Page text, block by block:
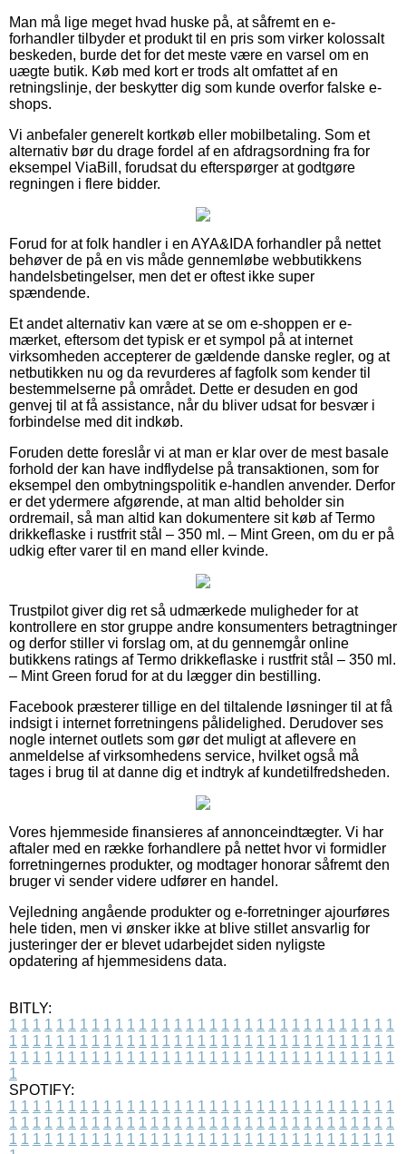
Man må lige meget hvad huske på, at såfremt en e-
forhandler tilbyder et produkt til en pris som virker kolossalt
beskeden, burde det for det meste være en varsel om en
uægte butik. Køb med kort er trods alt omfattet af en
retningslinje, der beskytter dig som kunde overfor falske e-
shops.
Vi anbefaler generelt kortkøb eller mobilbetaling. Som et
alternativ bør du drage fordel af en afdragsordning fra for
eksempel ViaBill, forudsat du efterspørger at godtgøre
regningen i flere bidder.
Forud for at folk handler i en AYA&IDA forhandler på nettet
behøver de på en vis måde gennemløbe webbutikkens
handelsbetingelser, men det er oftest ikke super
spændende.
Et andet alternativ kan være at se om e-shoppen er e-
mærket, eftersom det typisk er et sympol på at internet
virksomheden accepterer de gældende danske regler, og at
netbutikken nu og da revurderes af fagfolk som kender til
bestemmelserne på området. Dette er desuden en god
genvej til at få assistance, når du bliver udsat for besvær i
forbindelse med dit indkøb.
Foruden dette foreslår vi at man er klar over de mest basale
forhold der kan have indflydelse på transaktionen, som for
eksempel den ombytningspolitik e-handlen anvender. Derfor
er det ydermere afgørende, at man altid beholder sin
ordremail, så man altid kan dokumentere sit køb af Termo
drikkeflaske i rustfrit stål – 350 ml. – Mint Green, om du er på
udkig efter varer til en mand eller kvinde.
Trustpilot giver dig ret så udmærkede muligheder for at
kontrollere en stor gruppe andre konsumenters betragtninger
og derfor stiller vi forslag om, at du gennemgår online
butikkens ratings af Termo drikkeflaske i rustfrit stål – 350 ml.
– Mint Green forud for at du lægger din bestilling.
Facebook præsterer tillige en del tiltalende løsninger til at få
indsigt i internet forretningens pålidelighed. Derudover ses
nogle internet outlets som gør det muligt at aflevere en
anmeldelse af virksomhedens service, hvilket også må
tages i brug til at danne dig et indtryk af kundetilfredsheden.
Vores hjemmeside finansieres af annonceindtægter. Vi har
aftaler med en række forhandlere på nettet hvor vi formidler
forretningernes produkter, og modtager honorar såfremt den
bruger vi sender videre udfører en handel.
Vejledning angående produkter og e-forretninger ajourføres
hele tiden, men vi ønsker ikke at blive stillet ansvarlig for
justeringer der er blevet udarbejdet siden nyligste
opdatering af hjemmesidens data.
BITLY:
1 1 1 1 1 1 1 1 1 1 1 1 1 1 1 1 1 1 1 1 1 1 1 1 1 1 1 1 1 1 1 1 1
1 1 1 1 1 1 1 1 1 1 1 1 1 1 1 1 1 1 1 1 1 1 1 1 1 1 1 1 1 1 1 1 1
1 1 1 1 1 1 1 1 1 1 1 1 1 1 1 1 1 1 1 1 1 1 1 1 1 1 1 1 1 1 1 1 1
1
SPOTIFY:
1 1 1 1 1 1 1 1 1 1 1 1 1 1 1 1 1 1 1 1 1 1 1 1 1 1 1 1 1 1 1 1 1
1 1 1 1 1 1 1 1 1 1 1 1 1 1 1 1 1 1 1 1 1 1 1 1 1 1 1 1 1 1 1 1 1
1 1 1 1 1 1 1 1 1 1 1 1 1 1 1 1 1 1 1 1 1 1 1 1 1 1 1 1 1 1 1 1 1